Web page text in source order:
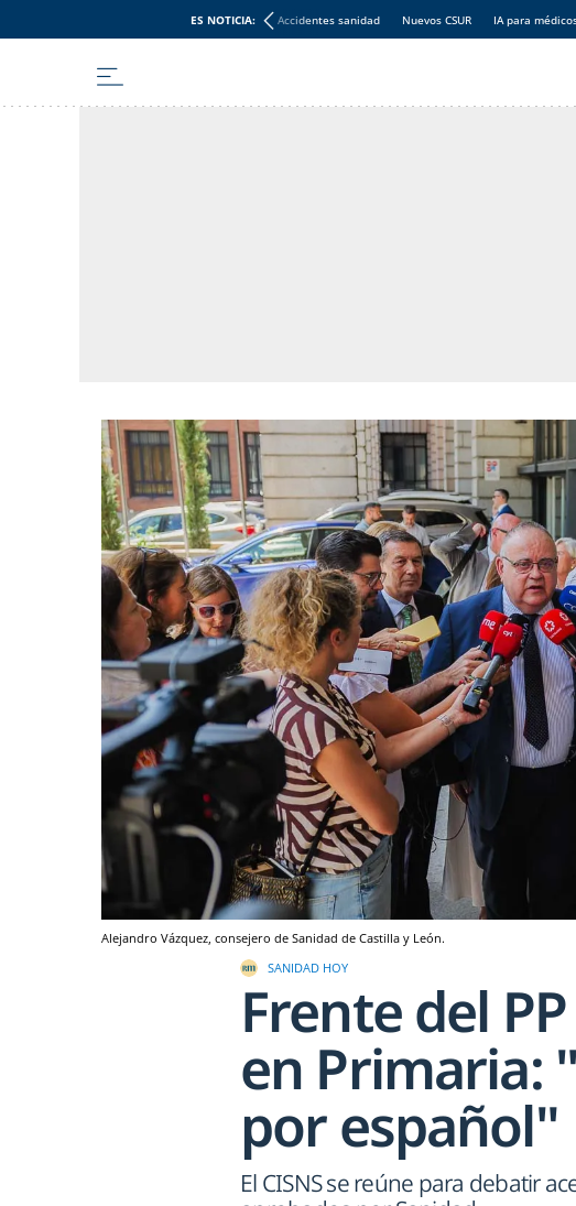
ES NOTICIA: Accidentes sanidad Nuevos CSUR IA para
Alejandro Vázquez, consejero de Sanidad de Castilla y León.
SANIDAD HOY
Frente del
en Primaria:
por español"
El CISNS se reúne para debatir